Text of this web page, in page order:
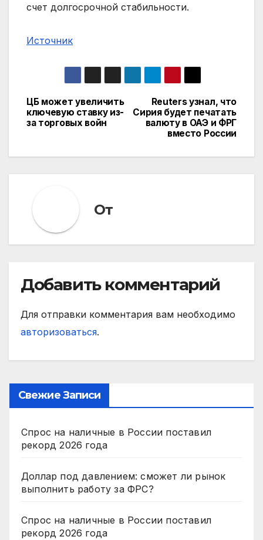
счет долгосрочной стабильности.
Источник
Навигация
по
записям
Reuters узнал, что
Сирия будет печатать
валюту в ОАЭ и ФРГ
вместо России
ЦБ может увеличить
ключевую ставку из-
за торговых войн
От
Добавить комментарий
Для отправки комментария вам необходимо
авторизоваться.
Свежие Записи
Спрос на наличные в России поставил
рекорд 2026 года
Доллар под давлением: сможет ли рынок
выполнить работу за ФРС?
Спрос на наличные в России поставил
рекорд 2026 года